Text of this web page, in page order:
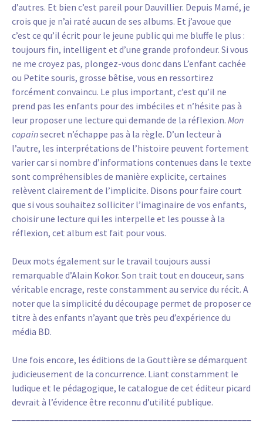
d’autres. Et bien c’est pareil pour Dauvillier. Depuis Mamé, je
crois que je n’ai raté aucun de ses albums. Et j’avoue que
c’est ce qu’il écrit pour le jeune public qui me bluffe le plus :
toujours fin, intelligent et d’une grande profondeur. Si vous
ne me croyez pas, plongez-vous donc dans L’enfant cachée
ou Petite souris, grosse bêtise, vous en ressortirez
forcément convaincu. Le plus important, c’est qu’il ne
prend pas les enfants pour des imbéciles et n’hésite pas à
leur proposer une lecture qui demande de la réflexion. Mon
copainsecret n’échappe pas à la règle. D’un lecteur à
l’autre, les interprétations de l’histoire peuvent fortement
varier car si nombre d’informations contenues dans le texte
sont compréhensibles de manière explicite, certaines
relèvent clairement de l’implicite. Disons pour faire court
que si vous souhaitez solliciter l’imaginaire de vos enfants,
choisir une lecture qui les interpelle et les pousse à la
réflexion, cet album est fait pour vous.
Deux mots également sur le travail toujours aussi
remarquable d’Alain Kokor. Son trait tout en douceur, sans
véritable encrage, reste constamment au service du récit. A
noter que la simplicité du découpage permet de proposer ce
titre à des enfants n’ayant que très peu d’expérience du
média BD.
Une fois encore, les éditions de la Gouttière se démarquent
judicieusement de la concurrence. Liant constamment le
ludique et le pédagogique, le catalogue de cet éditeur picard
devrait à l’évidence être reconnu d’utilité publique.